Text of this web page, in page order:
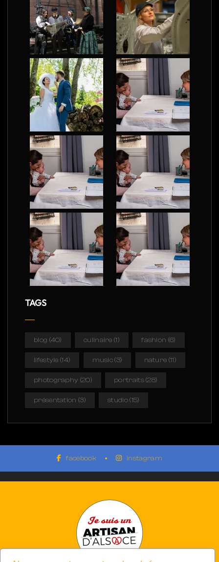
TAGS
blog (40) culinaire (1) fashion (6)
lifestyle (14) music(3) nature (11)
photography (20) portraits(28)
présentation (3) studio(15)
facebook instagram